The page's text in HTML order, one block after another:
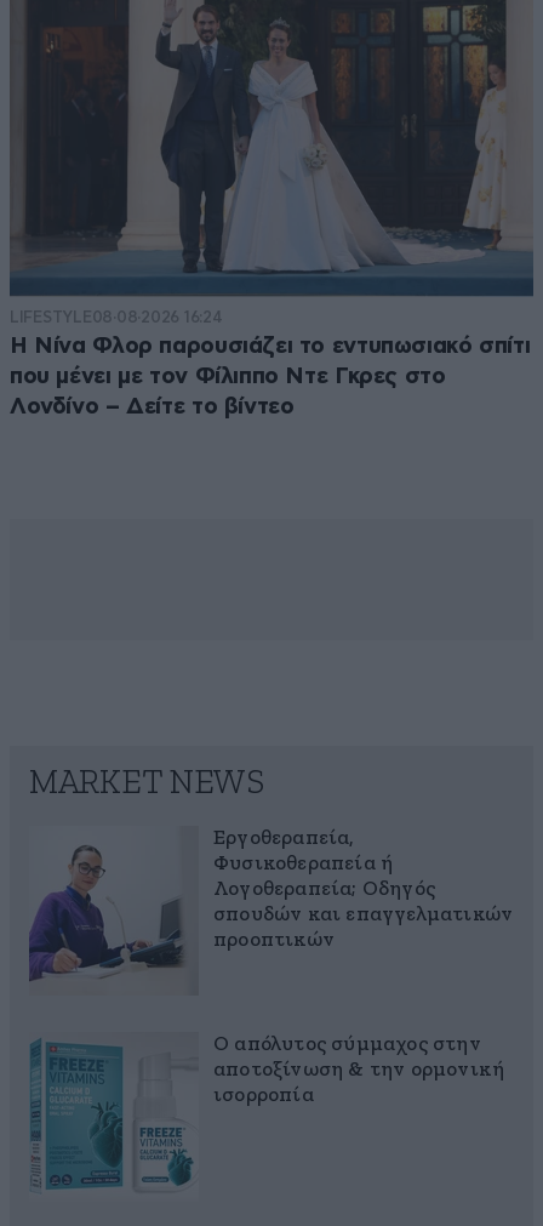
LIFESTYLE08·08·2026 16:24
Η Νίνα Φλορ παρουσιάζει το εντυπωσιακό σπίτι
που μένει με τον Φίλιππο Ντε Γκρες στο
Λονδίνο – Δείτε το βίντεο
MARKET NEWS
Εργοθεραπεία,
Φυσικοθεραπεία ή
Λογοθεραπεία; Οδηγός
σπουδών και επαγγελματικών
προοπτικών
Ο απόλυτος σύμμαχος στην
αποτοξίνωση & την ορμονική
ισορροπία